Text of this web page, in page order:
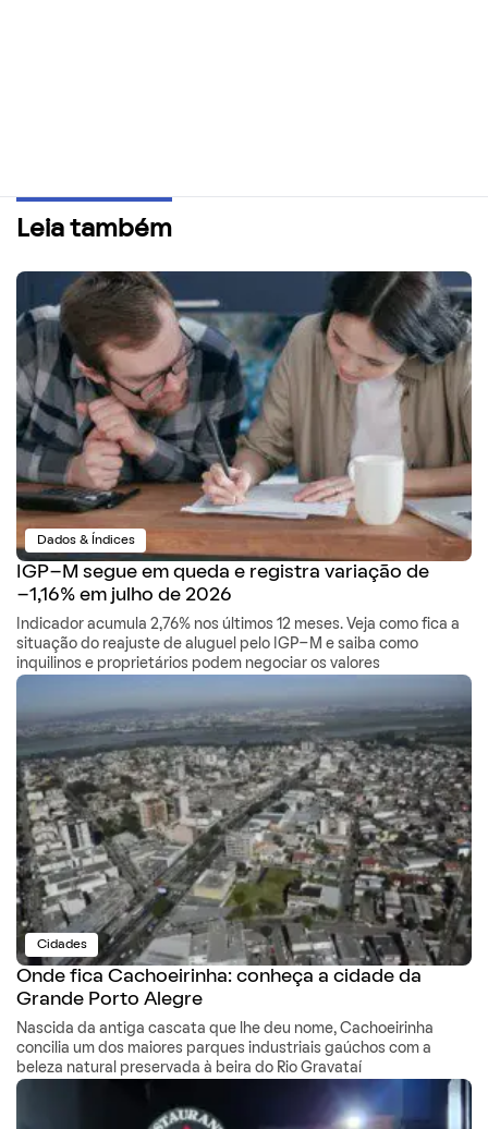
Leia também
Dados & Índices
IGP-M segue em queda e registra variação de
-1,16% em julho de 2026
Indicador acumula 2,76% nos últimos 12 meses. Veja como fica a
situação do reajuste de aluguel pelo IGP-M e saiba como
inquilinos e proprietários podem negociar os valores
Cidades
Onde fica Cachoeirinha: conheça a cidade da
Grande Porto Alegre
Nascida da antiga cascata que lhe deu nome, Cachoeirinha
concilia um dos maiores parques industriais gaúchos com a
beleza natural preservada à beira do Rio Gravataí